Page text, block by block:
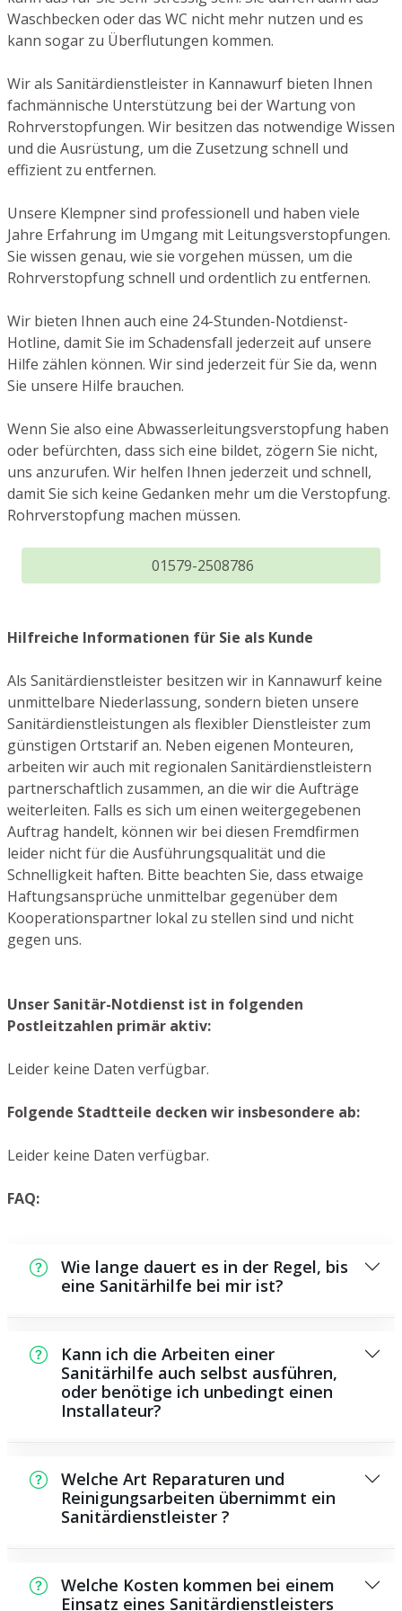
Waschbecken oder das WC nicht mehr nutzen und es
kann sogar zu Überflutungen kommen.
Wir als Sanitärdienstleister in Kannawurf bieten Ihnen
fachmännische Unterstützung bei der Wartung von
Rohrverstopfungen. Wir besitzen das notwendige Wissen
und die Ausrüstung, um die Zusetzung schnell und
effizient zu entfernen.
Unsere Klempner sind professionell und haben viele
Jahre Erfahrung im Umgang mit Leitungsverstopfungen.
Sie wissen genau, wie sie vorgehen müssen, um die
Rohrverstopfung schnell und ordentlich zu entfernen.
Wir bieten Ihnen auch eine 24-Stunden-Notdienst-
Hotline, damit Sie im Schadensfall jederzeit auf unsere
Hilfe zählen können. Wir sind jederzeit für Sie da, wenn
Sie unsere Hilfe brauchen.
Wenn Sie also eine Abwasserleitungsverstopfung haben
oder befürchten, dass sich eine bildet, zögern Sie nicht,
uns anzurufen. Wir helfen Ihnen jederzeit und schnell,
damit Sie sich keine Gedanken mehr um die Verstopfung.
Rohrverstopfung machen müssen.
01579-2508786
Hilfreiche Informationen für Sie als Kunde
Als Sanitärdienstleister besitzen wir in Kannawurf keine
unmittelbare Niederlassung, sondern bieten unsere
Sanitärdienstleistungen als flexibler Dienstleister zum
günstigen Ortstarif an. Neben eigenen Monteuren,
arbeiten wir auch mit regionalen Sanitärdienstleistern
partnerschaftlich zusammen, an die wir die Aufträge
weiterleiten. Falls es sich um einen weitergegebenen
Auftrag handelt, können wir bei diesen Fremdfirmen
leider nicht für die Ausführungsqualität und die
Schnelligkeit haften. Bitte beachten Sie, dass etwaige
Haftungsansprüche unmittelbar gegenüber dem
Kooperationspartner lokal zu stellen sind und nicht
gegen uns.
Unser Sanitär-Notdienst ist in folgenden
Postleitzahlen primär aktiv:
Leider keine Daten verfügbar.
Folgende Stadtteile decken wir insbesondere ab:
Leider keine Daten verfügbar.
FAQ:
Wie lange dauert es in der Regel, bis
eine Sanitärhilfe bei mir ist?
kurzen Zeitraum an der Schadensstelle sein.
Dies hängt unter anderem von der
Auftragslage zu dem Zeitraum ab sowie von
der Verkehrssituation und der örtlichen
Kann ich die Arbeiten einer
Sanitärhilfe auch selbst ausführen,
oder benötige ich unbedingt einen
Installateur?
Wartungsarbeiten, die Sie eigenständig
ausführen können, beispielsweise das
Verwenden von Rohrreinigungsmitteln aus
Verwendung von speziellem Werkzeug oder
besonderem Wissen erfordern, besser
Welche Art Reparaturen und
Reinigungsarbeiten übernimmt ein
Sanitärdienstleister ?
von Reparaturen und Reinigungsarbeiten,
darunter das Installieren und Reparieren von
Welche Kosten kommen bei einem
Einsatz eines Sanitärdienstleisters